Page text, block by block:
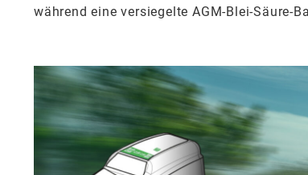
während eine versiegelte AGM-Blei-Säure-